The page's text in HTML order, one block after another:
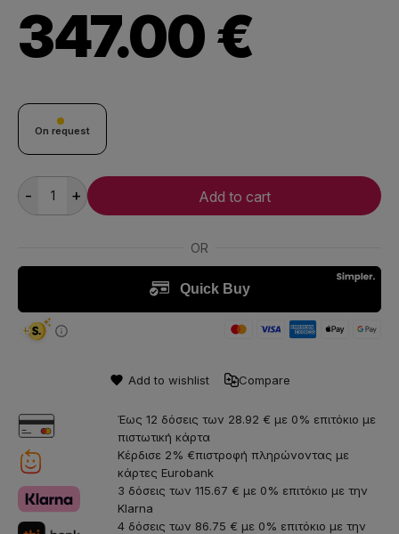
347.00 €
On request
- + Add to cart
Add to wishlist Compare
Έως 12 δόσεις των 28.92 € με 0% επιτόκιο με
πιστωτική κάρτα
Κέρδισε 2% €πιστροφή πληρώνοντας με
κάρτες Eurobank
3 δόσεις των 115.67 € με 0% επιτόκιο με την
Klarna
4 δόσεις των 86.75 € με 0% επιτόκιο με την